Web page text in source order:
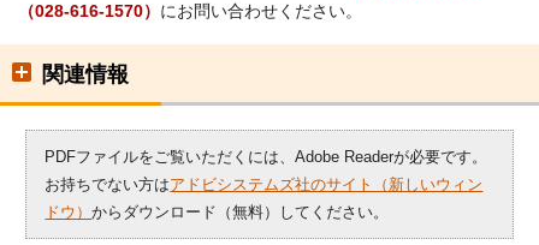
（028-616-1570） にお問い合わせください。
関連情報
PDFファイルをご覧いただくには、Adobe Readerが必要です。
お持ちでない方はアドビシステムズ社のサイト（新しいウィン
ドウ）からダウンロード（無料）してください。